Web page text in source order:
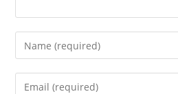
Enter
your
name
Enter